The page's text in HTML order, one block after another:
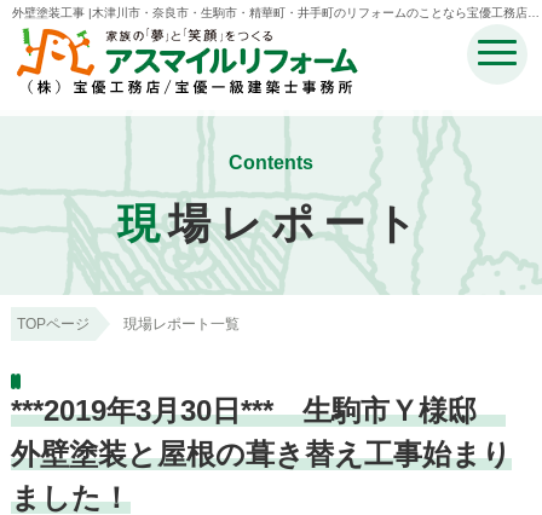
外壁塗装工事 |木津川市・奈良市・生駒市・精華町・井手町のリフォームのことなら宝優工務店ア
スマイルリフォーム
Contents
現場レポート
TOPページ 現場レポート一覧
***2019年3月30日*** 生駒市Ｙ様邸
外壁塗装と屋根の葺き替え工事始まり
ました！